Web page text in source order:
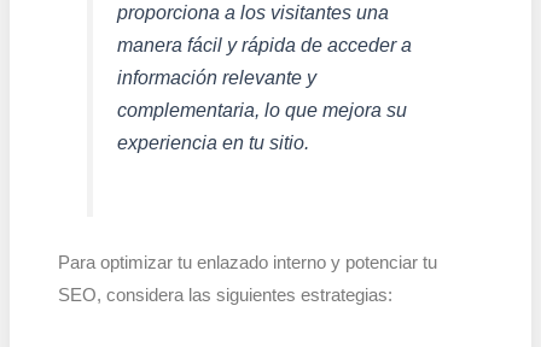
proporciona a los visitantes una
manera fácil y rápida de acceder a
información relevante y
complementaria, lo que mejora su
experiencia en tu sitio.
Para optimizar tu enlazado interno y potenciar tu
SEO, considera las siguientes estrategias: